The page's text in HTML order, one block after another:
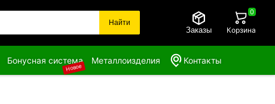
Найти
Заказы Корзина
0
Бонусная система
Новое
Металлоизделия Контакты